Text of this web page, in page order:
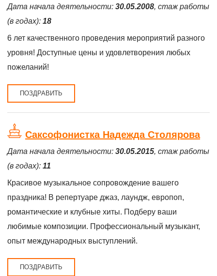
Дата начала деятельности: 30.05.2008, стаж работы
(в годах): 18
6 лет качественного проведения мероприятий разного
уровня! Доступные цены и удовлетворения любых
пожеланий!
ПОЗДРАВИТЬ
Саксофонистка Надежда Столярова
Дата начала деятельности: 30.05.2015, стаж работы
(в годах): 11
Красивое музыкальное сопровождение вашего
праздника! В репертуаре джаз, лаундж, европоп,
романтические и клубные хиты. Подберу ваши
любимые композиции. Профессиональный музыкант,
опыт международных выступлений.
ПОЗДРАВИТЬ